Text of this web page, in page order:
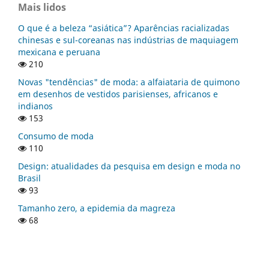
Mais lidos
O que é a beleza “asiática”? Aparências racializadas
chinesas e sul-coreanas nas indústrias de maquiagem
mexicana e peruana
210
Novas "tendências" de moda: a alfaiataria de quimono
em desenhos de vestidos parisienses, africanos e
indianos
153
Consumo de moda
110
Design: atualidades da pesquisa em design e moda no
Brasil
93
Tamanho zero, a epidemia da magreza
68